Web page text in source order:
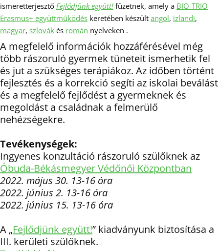
ismeretterjesztő Fejlődjünk együtt! füzetnek, amely a BIO-TRIO
Erasmus+ együttműködés keretében készült angol, izlandi,
magyar, szlovák és román nyelveken .
A megfelelő információk hozzáférésével még
több rászoruló gyermek tüneteit ismerhetik fel
és jut a szükséges terápiákoz. Az időben történt
fejlesztés és a korrekció segíti az iskolai beválást
és a megfelelő fejlődést a gyermeknek és
megoldást a családnak a felmerülő
nehézségekre.
Tevékenységek:
Ingyenes konzultáció rászoruló szülőknek az
Óbuda-Békásmegyer Védőnői Központban
2022. május 30. 13-16 óra
2022. június 2. 13-16 óra
2022. június 15. 13-16 óra
A „Fejlődjünk együtt!” kiadványunk biztosítása a
III. kerületi szülőknek.